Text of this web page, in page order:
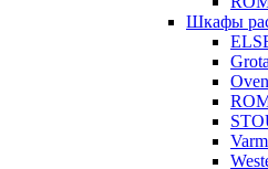
Шкафы